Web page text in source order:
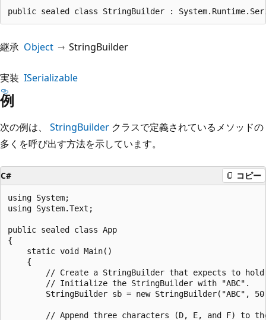
public sealed class StringBuilder :
継承 Object StringBuilder
実装 ISerializable
例
次の例は、 StringBuilder クラスで定義されているメソッドの
多くを呼び出す方法を示しています。
C# コピー
using System;
using System.Text;
public sealed class App
{
    static void Main()
    {
// Create a StringBuilder that expects to
        // Initialize the StringBuilder with "ABC".
StringBuilder sb = new StringBuilder("ABC",
// Append three characters (D, E, and F) to